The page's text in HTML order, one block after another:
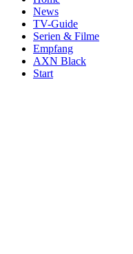
News
TV-Guide
Serien & Filme
Empfang
AXN Black
Start